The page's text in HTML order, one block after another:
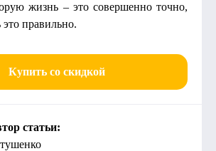
жизнь – это совершенно точно,
это правильно.
Купить со скидкой
статьи: